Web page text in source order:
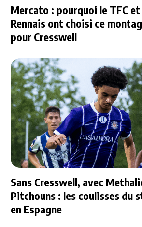
Mercato : pourquoi le TFC
Rennais ont choisi ce
pour Cresswell
Sans Cresswell, avec
Pitchouns : les coulisses du
en Espagne